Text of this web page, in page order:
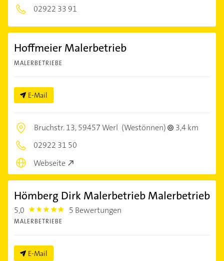
02922 33 91
Hoffmeier Malerbetrieb
MALERBETRIEBE
E-Mail
Bruchstr. 13,59457 Werl (Westönnen)
3,4 km
02922 31 50
Webseite
Hömberg Dirk Malerbetrieb Malerbetrieb
5,0 5.0 5 Bewertungen
MALERBETRIEBE
E-Mail